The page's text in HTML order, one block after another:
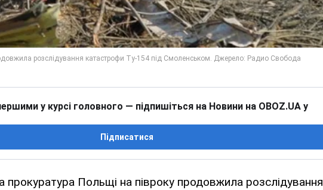
у курсі головного — підпишіться на Новини на OBOZ.UA у
Підписатися
прокуратура Польщі на півроку продовжила розслідування